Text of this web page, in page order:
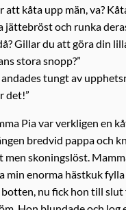
att kåta upp män, va?
jättebröst och runka
Gillar du att göra din
stora snopp?”
tungt av
det!”
Pia var verkligen en
bredvid pappa och
skoningslöst.
min enorma hästkuk
botten, nu fick hon till slut